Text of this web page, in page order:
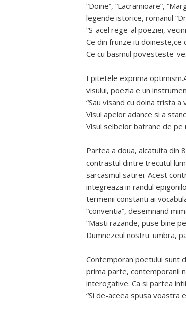
“Doine”, “Lacramioare”,
legende istorice, romanul
“S-acel rege-al poeziei,
Ce din frunze iti doineste,ce
Ce cu basmul povesteste-
Epitetele exprima
visului, poezia e un
“Sau visand cu doina trista a
Visul apelor adance si a
Visul selbelor batrane de pe
Partea a doua, alcatuita din
contrastul dintre trecutul
sarcasmul satirei. Acest
integreaza in randul
termenii constanti ai
“conventia”, desemnand
“Masti razande, puse bine
Dumnezeul nostru: umbra,
Contemporan poetului sunt
prima parte, contemporanii
interogative. Ca si partea
“Si de-aceea spusa voastra